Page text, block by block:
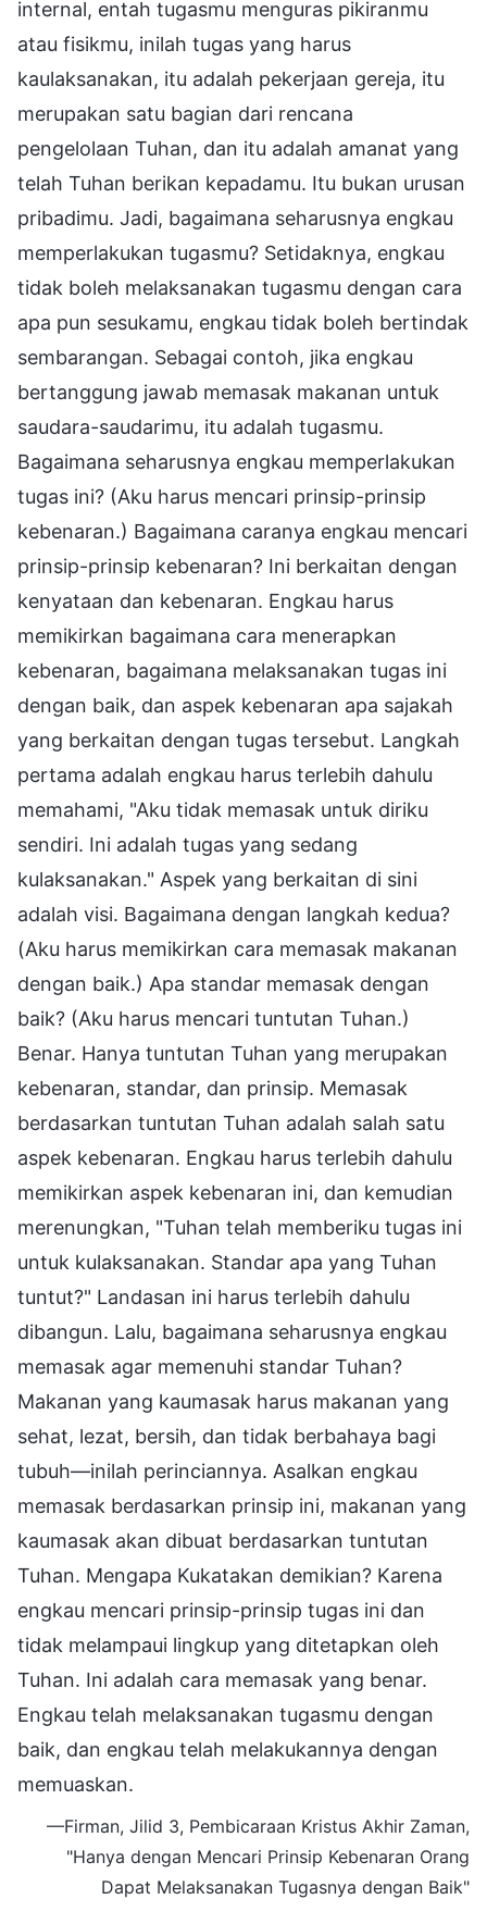
internal, entah tugasmu menguras pikiranmu
atau fisikmu, inilah tugas yang harus
kaulaksanakan, itu adalah pekerjaan gereja, itu
merupakan satu bagian dari rencana
pengelolaan Tuhan, dan itu adalah amanat yang
telah Tuhan berikan kepadamu. Itu bukan urusan
pribadimu. Jadi, bagaimana seharusnya engkau
memperlakukan tugasmu? Setidaknya, engkau
tidak boleh melaksanakan tugasmu dengan cara
apa pun sesukamu, engkau tidak boleh bertindak
sembarangan. Sebagai contoh, jika engkau
bertanggung jawab memasak makanan untuk
saudara-saudarimu, itu adalah tugasmu.
Bagaimana seharusnya engkau memperlakukan
tugas ini? (Aku harus mencari prinsip-prinsip
kebenaran.) Bagaimana caranya engkau mencari
prinsip-prinsip kebenaran? Ini berkaitan dengan
kenyataan dan kebenaran. Engkau harus
memikirkan bagaimana cara menerapkan
kebenaran, bagaimana melaksanakan tugas ini
dengan baik, dan aspek kebenaran apa sajakah
yang berkaitan dengan tugas tersebut. Langkah
pertama adalah engkau harus terlebih dahulu
memahami, "Aku tidak memasak untuk diriku
sendiri. Ini adalah tugas yang sedang
kulaksanakan." Aspek yang berkaitan di sini
adalah visi. Bagaimana dengan langkah kedua?
(Aku harus memikirkan cara memasak makanan
dengan baik.) Apa standar memasak dengan
baik? (Aku harus mencari tuntutan Tuhan.)
Benar. Hanya tuntutan Tuhan yang merupakan
kebenaran, standar, dan prinsip. Memasak
berdasarkan tuntutan Tuhan adalah salah satu
aspek kebenaran. Engkau harus terlebih dahulu
memikirkan aspek kebenaran ini, dan kemudian
merenungkan, "Tuhan telah memberiku tugas ini
untuk kulaksanakan. Standar apa yang Tuhan
tuntut?" Landasan ini harus terlebih dahulu
dibangun. Lalu, bagaimana seharusnya engkau
memasak agar memenuhi standar Tuhan?
Makanan yang kaumasak harus makanan yang
sehat, lezat, bersih, dan tidak berbahaya bagi
tubuh—inilah perinciannya. Asalkan engkau
memasak berdasarkan prinsip ini, makanan yang
kaumasak akan dibuat berdasarkan tuntutan
Tuhan. Mengapa Kukatakan demikian? Karena
engkau mencari prinsip-prinsip tugas ini dan
tidak melampaui lingkup yang ditetapkan oleh
Tuhan. Ini adalah cara memasak yang benar.
Engkau telah melaksanakan tugasmu dengan
baik, dan engkau telah melakukannya dengan
memuaskan.
—Firman, Jilid 3, Pembicaraan Kristus Akhir Zaman,
"Hanya dengan Mencari Prinsip Kebenaran Orang
Dapat Melaksanakan Tugasnya dengan Baik"